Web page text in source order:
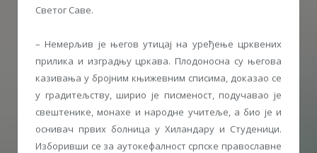
Светог Саве.
– Немерљив је његов утицај на уређење црквених
прилика и изградњу цркава. Плодоносна су његова
казивања у бројним књижевним списима, доказао се
у градитељству, ширио је писменост, подучавао је
свештенике, монахе и народне учитеље, а био је и
оснивач првих болница у Хиландару и Студеници.
Изборивши се за аутокефалност српске православне